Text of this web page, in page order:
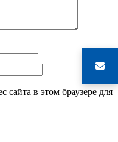
сайта в этом браузере для